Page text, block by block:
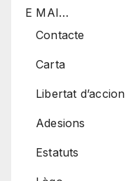
E MAI…
Contacte
Carta
Libertat d’accion
Adesions
Estatuts